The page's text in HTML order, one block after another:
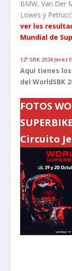
BMW, Van Der
Lowes y
ver los
Mundial de
12º SBK 2024 Jerez
Aquí tienes
del WorldSBK
FOTOS
Circuito